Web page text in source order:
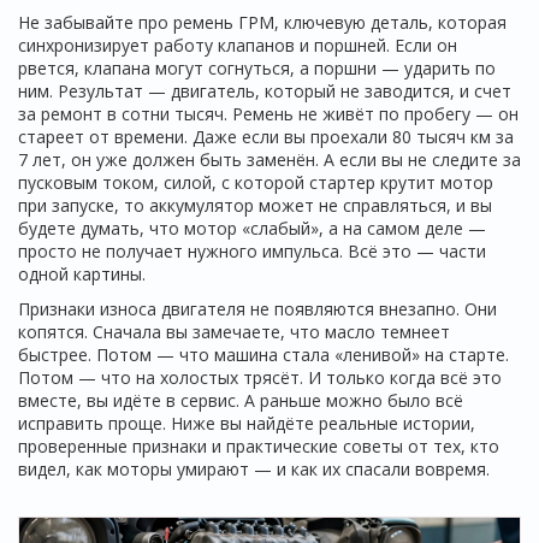
Не забывайте про ремень ГРМ, ключевую деталь, которая
синхронизирует работу клапанов и поршней. Если он
рвется, клапана могут согнуться, а поршни — ударить по
ним. Результат — двигатель, который не заводится, и счет
за ремонт в сотни тысяч. Ремень не живёт по пробегу — он
стареет от времени. Даже если вы проехали 80 тысяч км за
7 лет, он уже должен быть заменён. А если вы не следите за
пусковым током, силой, с которой стартер крутит мотор
при запуске, то аккумулятор может не справляться, и вы
будете думать, что мотор «слабый», а на самом деле —
просто не получает нужного импульса. Всё это — части
одной картины.
Признаки износа двигателя не появляются внезапно. Они
копятся. Сначала вы замечаете, что масло темнеет
быстрее. Потом — что машина стала «ленивой» на старте.
Потом — что на холостых трясёт. И только когда всё это
вместе, вы идёте в сервис. А раньше можно было всё
исправить проще. Ниже вы найдёте реальные истории,
проверенные признаки и практические советы от тех, кто
видел, как моторы умирают — и как их спасали вовремя.